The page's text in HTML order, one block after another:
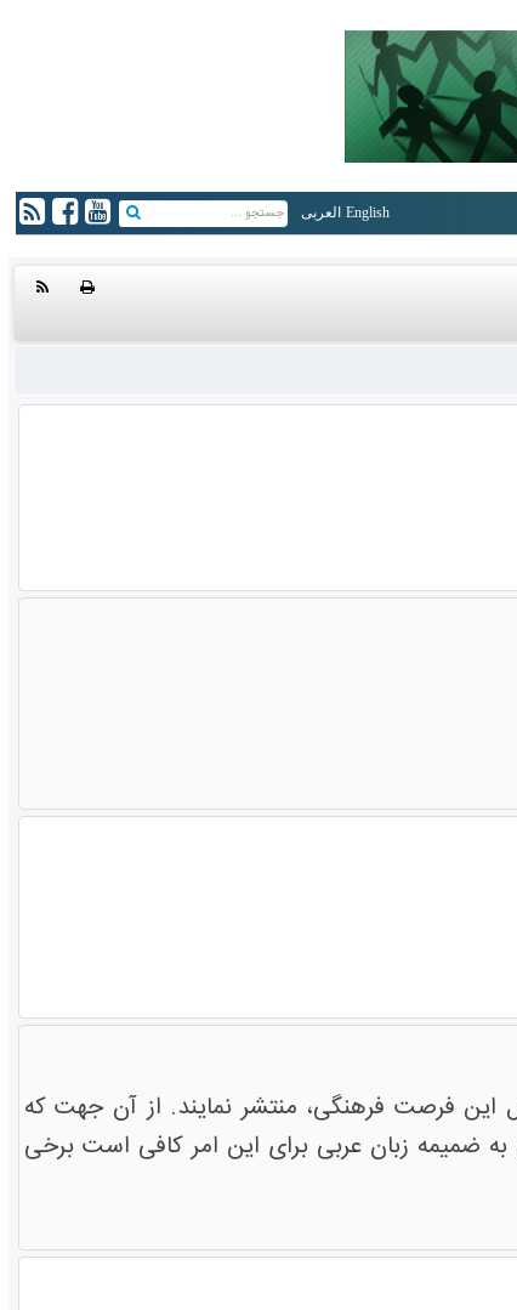
English العربی
این فرصت فرهنگی، منتشر نمایند. از آن جهت که
ضمیمه زبان عربی برای این امر کافی است برخی